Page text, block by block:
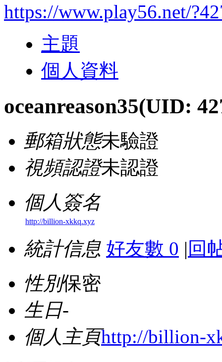
https://www.play56.net/
主題
個人資料
oceanreason35(UID:
郵箱狀態未驗證
視頻認證未認證
個人簽名
http://billion-xkkq.xyz
統計信息 好友數 0 | 回
性別保密
生日-
個人主頁http://billion-